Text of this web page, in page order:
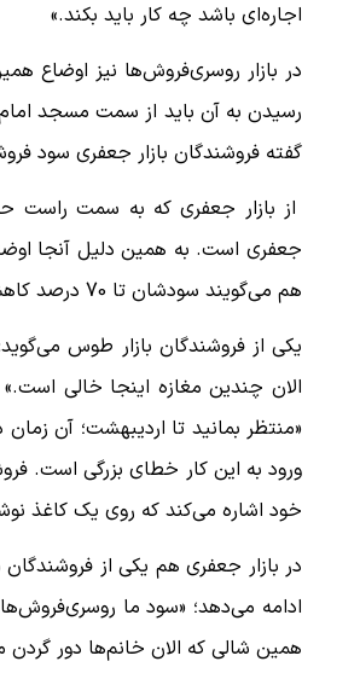
اجاره‌ای باشد چه کار باید بکند.»
در بازار روسری‌فروش‌ها نیز اوضاع
رسیدن به آن باید از سمت مسجد امام
گفته فروشندگان بازار جعفری سود فروشندگان از کوچک
از بازار جعفری که به سمت راست
هم می‌گویند سودشان تا 70 درصد کاهش یافته است.
یکی از فروشندگان بازار طوس
الان چندین مغازه اینجا خالی
«منتظر بمانید تا اردیبهشت؛ آن زمان
ورود به این کار خطای بزرگی است.
خود اشاره می‌کند که روی یک کاغذ نوشته است
در بازار جعفری هم یکی از
همین شالی که الان خانم‌ها دور گردن